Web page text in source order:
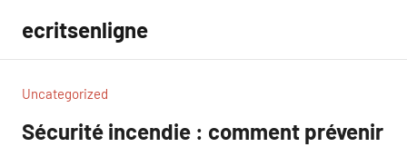
contenu
ecritsenligne
Uncategorized
Sécurité incendie : comment prévenir